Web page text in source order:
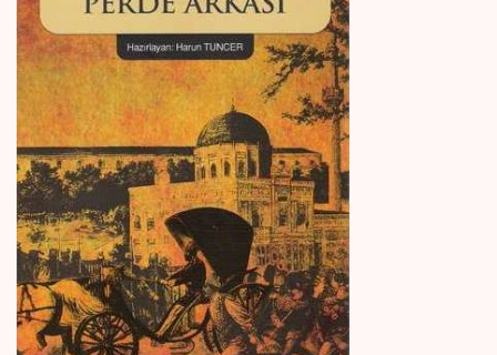
İslam Tarihi
Kaynak Eserler
Osmanlı Tarihi
Proje – Araştırma
Selçuklu Tarihi
Seyahatname
Create Account